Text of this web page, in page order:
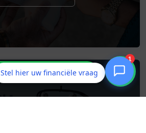
Stel hier uw financiële vraag